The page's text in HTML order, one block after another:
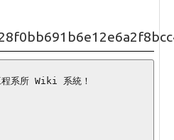
系所 Wiki 系統！